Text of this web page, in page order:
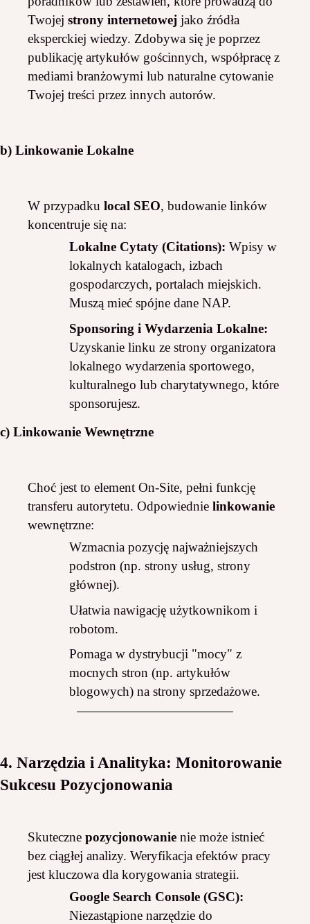
Twojej strony internetowej jako źródła
eksperckiej wiedzy. Zdobywa się je poprzez
publikację artykułów gościnnych, współpracę z
mediami branżowymi lub naturalne cytowanie
Twojej treści przez innych autorów.
b) Linkowanie Lokalne
W przypadku local SEO, budowanie linków
koncentruje się na:
Lokalne Cytaty (Citations): Wpisy w
lokalnych katalogach, izbach
gospodarczych, portalach miejskich.
Muszą mieć spójne dane NAP.
Sponsoring i Wydarzenia Lokalne:
Uzyskanie linku ze strony organizatora
lokalnego wydarzenia sportowego,
kulturalnego lub charytatywnego, które
sponsorujesz.
c) Linkowanie Wewnętrzne
Choć jest to element On-Site, pełni funkcję
transferu autorytetu. Odpowiednie linkowanie
wewnętrzne:
Wzmacnia pozycję najważniejszych
podstron (np. strony usług, strony
głównej).
Ułatwia nawigację użytkownikom i
robotom.
Pomaga w dystrybucji "mocy" z
mocnych stron (np. artykułów
blogowych) na strony sprzedażowe.
4. Narzędzia i Analityka: Monitorowanie
Sukcesu Pozycjonowania
Skuteczne pozycjonowanie nie może istnieć
bez ciągłej analizy. Weryfikacja efektów pracy
jest kluczowa dla korygowania strategii.
Google Search Console (GSC):
Niezastąpione narzędzie do